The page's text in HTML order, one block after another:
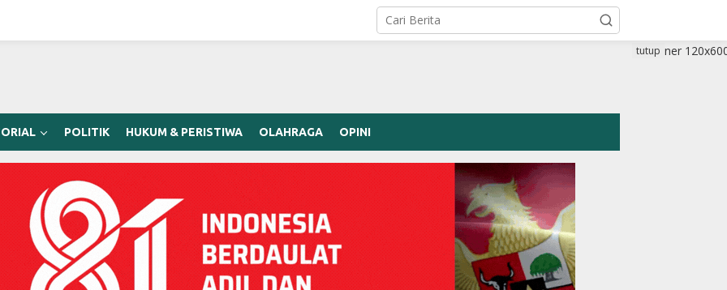
POLITIK HUKUM & PERISTIWA OLAHRAGA OPINI
tutup